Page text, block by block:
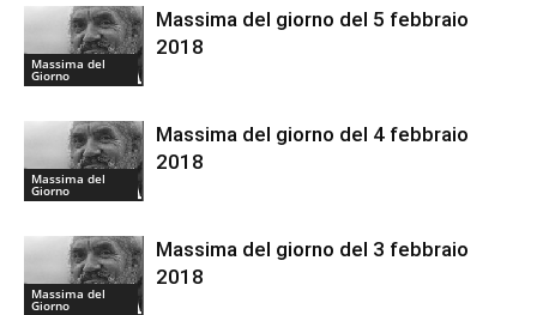
Massima del
Giorno
Massima del giorno del 5 febbraio
2018
Massima del
Giorno
Massima del giorno del 4 febbraio
2018
Massima del
Giorno
Massima del giorno del 3 febbraio
2018